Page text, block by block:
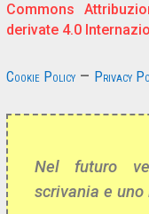
Commons
derivate 4.0
Cookie Policy– Privacy
Nel futuro
scrivania e uno